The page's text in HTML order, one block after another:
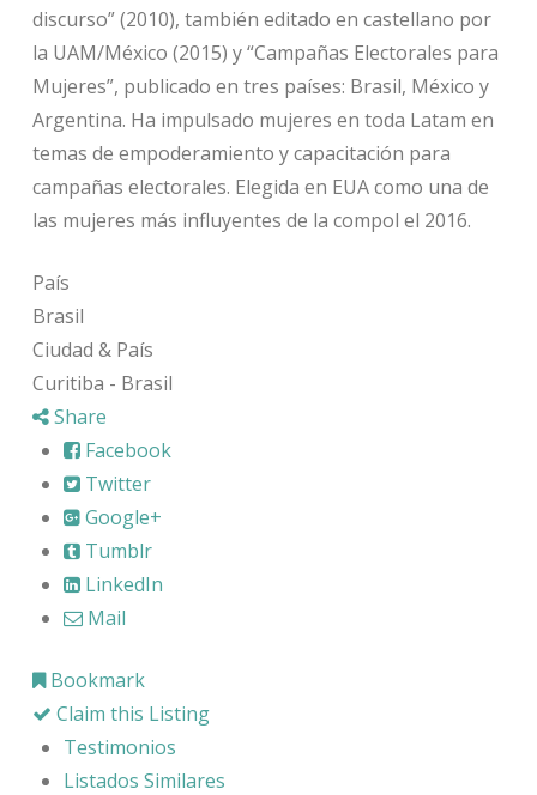
discurso” (2010), también editado en castellano por
la UAM/México (2015) y “Campañas Electorales para
Mujeres”, publicado en tres países: Brasil, México y
Argentina. Ha impulsado mujeres en toda Latam en
temas de empoderamiento y capacitación para
campañas electorales. Elegida en EUA como una de
las mujeres más influyentes de la compol el 2016.
País
Brasil
Ciudad & País
Curitiba - Brasil
Share
Facebook
Twitter
Google+
Tumblr
LinkedIn
Mail
Bookmark
Claim this Listing
Testimonios
Listados Similares